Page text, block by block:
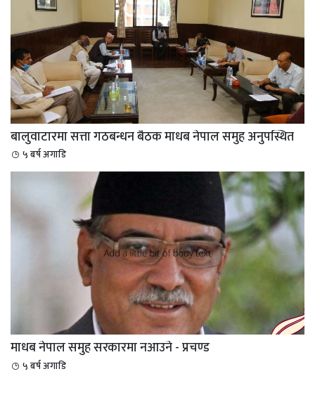
बालुवाटारमा सत्ता गठबन्धन बैठक माधब नेपाल समुह अनुपस्थित
५ बर्ष अगाडि
माधब नेपाल समुह सरकारमा नआउने - प्रचण्ड
५ बर्ष अगाडि